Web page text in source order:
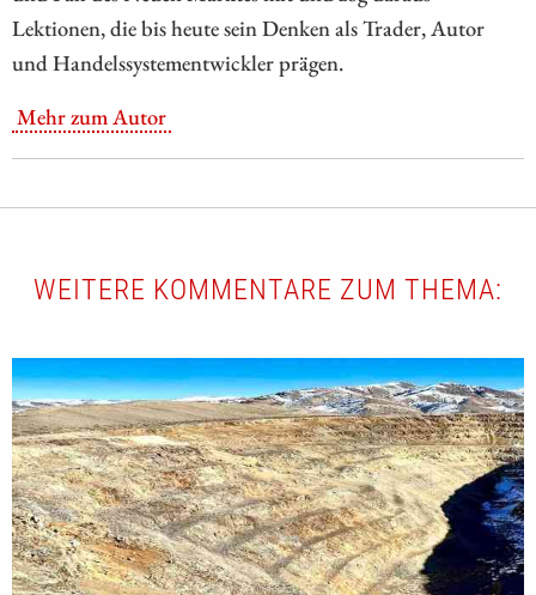
Lektionen, die bis heute sein Denken als Trader, Autor
und Handelssystementwickler prägen.
Mehr zum Autor
WEITERE KOMMENTARE ZUM THEMA: